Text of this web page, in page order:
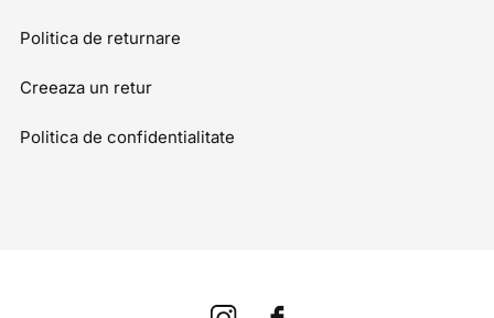
Politica de returnare
Creeaza un retur
Politica de confidentialitate